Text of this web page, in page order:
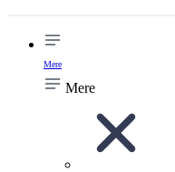
Mere
Mere